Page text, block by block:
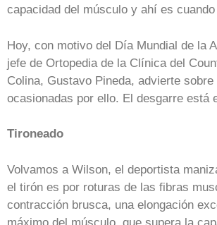
capacidad del músculo y ahí es
Hoy, con motivo del Día Mundial de la
jefe de Ortopedia de la Clínica del
Colina, Gustavo Pineda, advierte
ocasionadas por ello. El desgarre está
Tironeado
Volvamos a Wilson, el deportista
el tirón es por roturas de las fibras
contracción brusca, una elongación
máximo del músculo, que supera la